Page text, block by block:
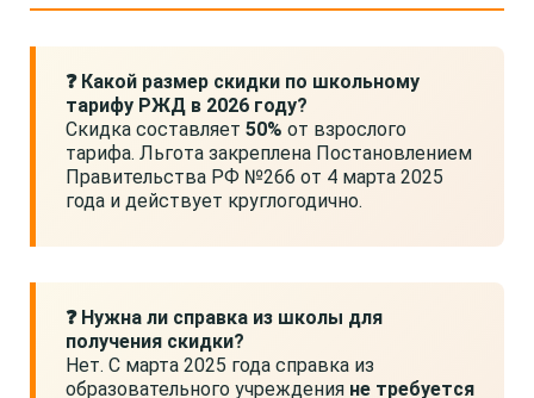
❓ Какой размер скидки по школьному
тарифу РЖД в 2026 году?
Скидка составляет 50% от взрослого
тарифа. Льгота закреплена Постановлением
Правительства РФ №266 от 4 марта 2025
года и действует круглогодично.
❓ Нужна ли справка из школы для
получения скидки?
Нет. С марта 2025 года справка из
образовательного учреждения не требуется